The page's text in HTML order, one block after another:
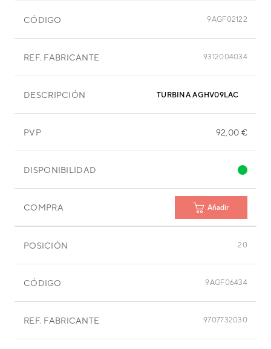
CÓDIGO 9AGF02122
REF. FABRICANTE 9312004034
DESCRIPCIÓN TURBINA AGHV09LAC
PVP 92,00 €
DISPONIBILIDAD
COMPRA Añadir
POSICIÓN 20
CÓDIGO 9AGF06434
REF. FABRICANTE 9707732030